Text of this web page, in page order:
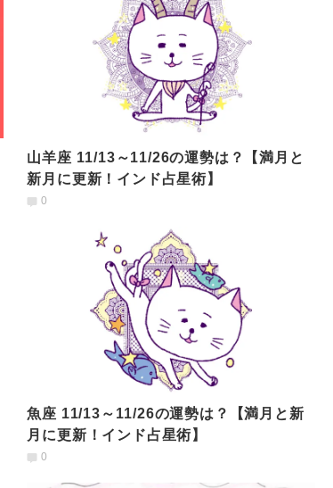
山羊座 11/13～11/26の運勢は？【満月と
新月に更新！インド占星術】
0
魚座 11/13～11/26の運勢は？【満月と新
月に更新！インド占星術】
0